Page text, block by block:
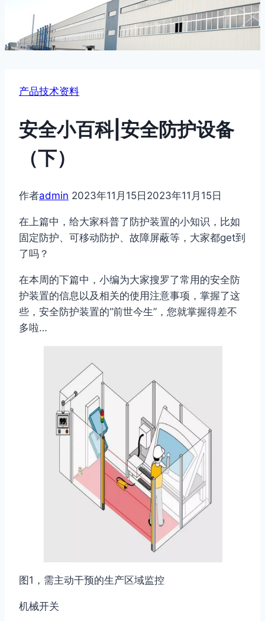
产品技术资料
安全小百科|安全防护设备
（下）
作者admin 2023年11月15日 2023年11月15日
在上篇中，给大家科普了防护装置的小知识，比如
固定防护、可移动防护、故障屏蔽等，大家都get到
了吗？
在本周的下篇中，小编为大家搜罗了常用的安全防
护装置的信息以及相关的使用注意事项，掌握了这
些，安全防护装置的“前世今生”，您就掌握得差不
多啦…
图1，需主动干预的生产区域监控
机械开关